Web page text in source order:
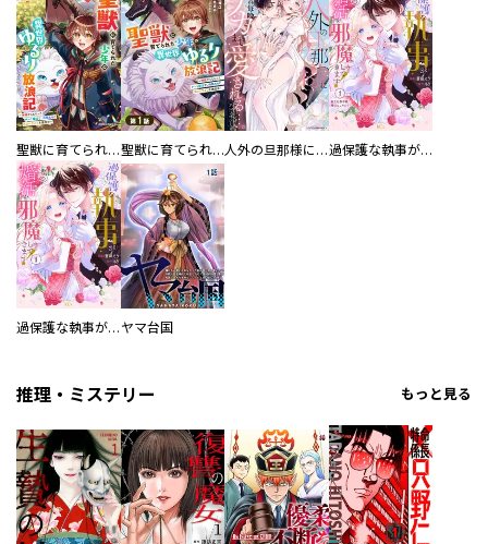
聖獣に育てられた少年の異世界ゆるり放浪記～神様からもらったチート魔法で、仲間たちとスローライフを満喫中～ 聖獣に育てられた少年の異世界ゆるり放浪記～神様からもらったチート魔法で、仲間たちとスローライフを満喫中～【分冊版】 人外の旦那様に娶られ毎晩ナカまで愛される…。アンソロジー 過保護な執事が私の婚活を邪魔してきます！ 分冊版
過保護な執事が私の婚活を邪魔してきます！ ヤマ台国
推理・ミステリー もっと見る